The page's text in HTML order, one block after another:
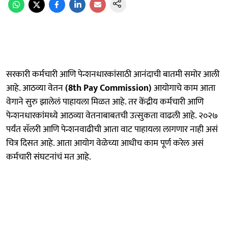
सरकारी कर्मचारी आणि पेन्शनधारकांसाठी आनंदाची बातमी समोर आली
आहे. आठव्या वेतन(8th Pay Commission)आयोगाचे काम आता
वेगाने सुरु झालेलं पाहायला मिळत आहे. तर केंद्रीय कर्मचारी आणि
पेन्शनधारकांमध्ये आठव्या वेतनाबाबतची उत्सुकता वाढली आहे. २०२७
पर्यंत सॅलरी आणि पेन्शनवाढीची आता वाट पाहायला लागणार नाही असं
चित्र दिसत आहे. आता आयोग वेळेच्या आधीच काम पूर्ण करेल असं
कर्मचारी संघटनांचं मत आहे.